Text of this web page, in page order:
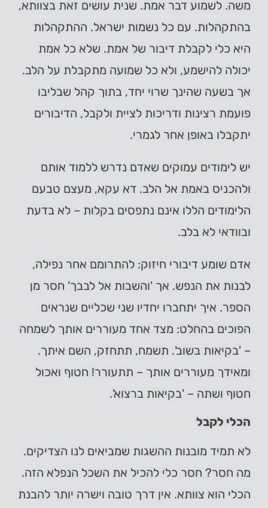
משה. לשמוע דבר אמת. שנית עושים זאת בצוותא,
בהתקהלות. עם כל נשמות ישראל. ההתקהלות
היא כלי לקבלת דיבור של אמת. שלא כל אמת
יכולה להישמע, ולא כל שמועה מתקבלת על הלב.
אך בשעה שהינך שרוי יחד, בתוך קהל שבליבו
פועמת רצינות ודריכות לציית ולקבל, הדיבורים
יתקבלו באופן אחר לגמרי.
יש לימודים עמוקים שאדם נדרש ללמוד אותם
ולהכניס באמת אל הלב. דא עקא, מעצם טבעם
הלימודים הללו אינם נתפסים בקלות – לא בדעת
ובוודאי לא בלב.
אדם שומע דיבורי חיזוק: להתרומם אחר נפילה,
לבנות את הנפש. אך 'והשבות אל לבבך' חסר מן
הספר. איך יתחברו יחדיו שני שכליים שנראים
הפוכים בהחלט: מצד אחד מעוררים אותך לשמחה
– 'בקיאות בשוב'. תשמח, תתחזק, השם איתך.
ומאידך מעוררים אותך – תתעורר! חטוף ואכול
חטוף ושתה – 'בקיאות ברצוא'.
הכלי לקבל
לא תמיד מובנות ההשגות שמביאים לנו הצדיקים.
מה חסר? חסר כלי להכיל את השכל הנפלא הזה.
הכלי הוא צוותא. אין דרך טובה וישרה יותר להבנת